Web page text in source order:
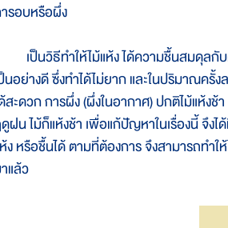
รอบหรือผึ่ง
เป็นวิธีทำให้ไม้แห้ง ได้ความชื้นสมดุลกับ
นอย่างดี ซึ่งทำได้ไม่ยาก และในปริมาณครั้
สะดวก การผึ่ง (ผึ่งในอากาศ) ปกติไม้แห้งช้
ฝน ไม้ก็แห้งช้า เพื่อแก้ปัญหาในเรื่องนี้ จึง
ง หรือชื้นได้ ตามที่ต้องการ จึงสามารถทำใ
แล้ว